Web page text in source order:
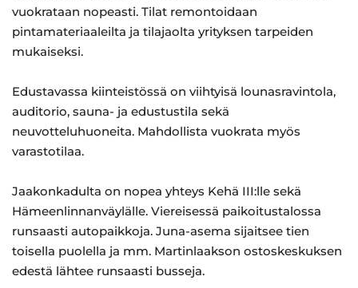
vuokrataan nopeasti. Tilat remontoidaan
pintamateriaaleilta ja tilajaolta yrityksen tarpeiden
mukaiseksi.
Edustavassa kiinteistössä on viihtyisä lounasravintola,
auditorio, sauna- ja edustustila sekä
neuvotteluhuoneita. Mahdollista vuokrata myös
varastotilaa.
Jaakonkadulta on nopea yhteys Kehä III:lle sekä
Hämeenlinnanväylälle. Viereisessä paikoitustalossa
runsaasti autopaikkoja. Juna-asema sijaitsee tien
toisella puolella ja mm. Martinlaakson ostoskeskuksen
edestä lähtee runsaasti busseja.